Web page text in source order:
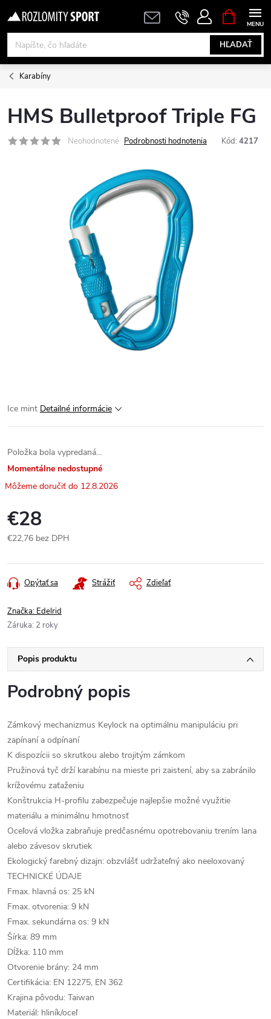
na
obsah
HĽADAŤ
KOŠÍK
Karabíny
HMS Bulletproof Triple FG
Neohodnotené Podrobnosti hodnotenia Kód: 4217
Ice mint Detailné informácie
Položka bola vypredaná…
Momentálne nedostupné
12.8.2026
€28
€22,76 bez DPH
cena:
Opýtať sa Strážiť Zdieľať
Značka: Edelrid
Záruka: 2 roky
Popis produktu
Podrobný popis
Zámkový mechanizmus Keylock na optimálnu manipuláciu pri
zapínaní a odpínaní
K dispozícii so skrutkou alebo trojitým zámkom
Pružinová tyč drží karabínu na mieste pri zaistení, aby sa zabránilo
krížovému zaťaženiu
Konštrukcia H-profilu zabezpečuje najlepšie možné využitie
materiálu a minimálnu hmotnosť
Oceľová vložka zabraňuje predčasnému opotrebovaniu trením lana
alebo závesov skrutiek
Ekologický farebný dizajn: obzvlášť udržateľný ako neeloxovaný
TECHNICKÉ ÚDAJE
Fmax. hlavná os: 25 kN
Fmax. otvorenia: 9 kN
Fmax. sekundárna os: 9 kN
Šírka: 89 mm
Dĺžka: 110 mm
Otvorenie brány: 24 mm
Certifikácia: EN 12275, EN 362
Krajina pôvodu: Taiwan
Materiál: hliník/oceľ